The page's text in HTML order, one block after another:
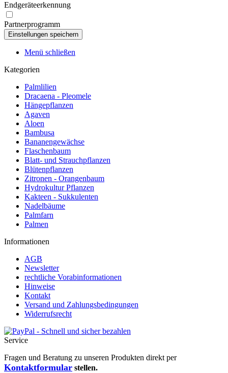
Endgeräteerkennung
Partnerprogramm
Menü schließen
Kategorien
Palmlilien
Dracaena - Pleomele
Hängepflanzen
Agaven
Aloen
Bambusa
Bananengewächse
Flaschenbaum
Blatt- und Strauchpflanzen
Blütenpflanzen
Zitronen - Orangenbaum
Hydrokultur Pflanzen
Kakteen - Sukkulenten
Nadelbäume
Palmfarn
Palmen
Informationen
AGB
Newsletter
rechtliche Vorabinformationen
Hinweise
Kontakt
Versand und Zahlungsbedingungen
Widerrufsrecht
Service
Fragen und Beratung zu unseren Produkten direkt per
Kontaktformular stellen.